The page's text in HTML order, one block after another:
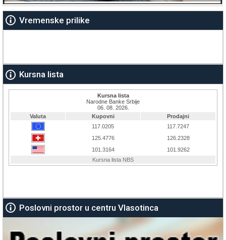
Vremenske prilike
Kursna lista
Poslovni prostor u centru Vlasotinca